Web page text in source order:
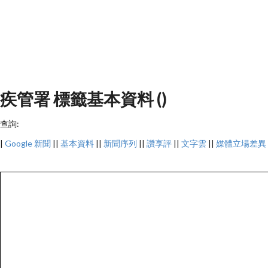
疾管署 標籤基本資料 ()
查詢:
| Google 新聞 || 基本資料 || 新聞序列 || 讚享評 || 文字雲 || 媒體立場差異